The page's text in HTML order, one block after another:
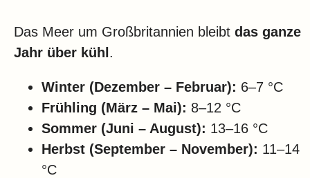
Das Meer um Großbritannien bleibt das ganze
Jahr über kühl .
Winter (Dezember – Februar): 6–7 °C
Frühling (März – Mai): 8–12 °C
Sommer (Juni – August): 13–16 °C
Herbst (September – November): 11–14
°C